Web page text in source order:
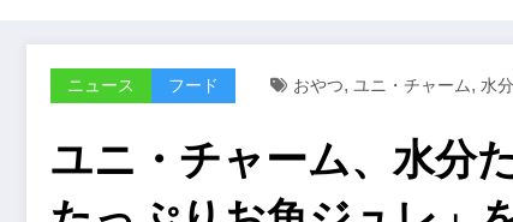
ニュース フード おやつ, ユニ・チャーム, 水
ユニ・チャーム、水分